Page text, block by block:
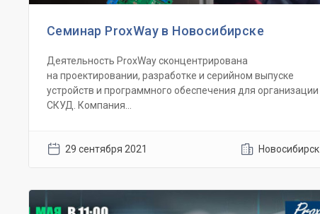
Семинар ProxWay в Новосибирске
Деятельность ProxWay сконцентрирована
на проектировании, разработке и серийном выпуске
устройств и программного обеспечения для организации
СКУД. Компания...
29 сентября 2021 Новосибирск